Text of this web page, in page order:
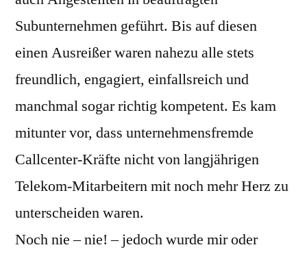
Subunternehmen geführt. Bis auf diesen
einen Ausreißer waren nahezu alle stets
freundlich, engagiert, einfallsreich und
manchmal sogar richtig kompetent. Es kam
mitunter vor, dass unternehmensfremde
Callcenter-Kräfte nicht von langjährigen
Telekom-Mitarbeitern mit noch mehr Herz zu
unterscheiden waren.
Noch nie – nie! – jedoch wurde mir oder